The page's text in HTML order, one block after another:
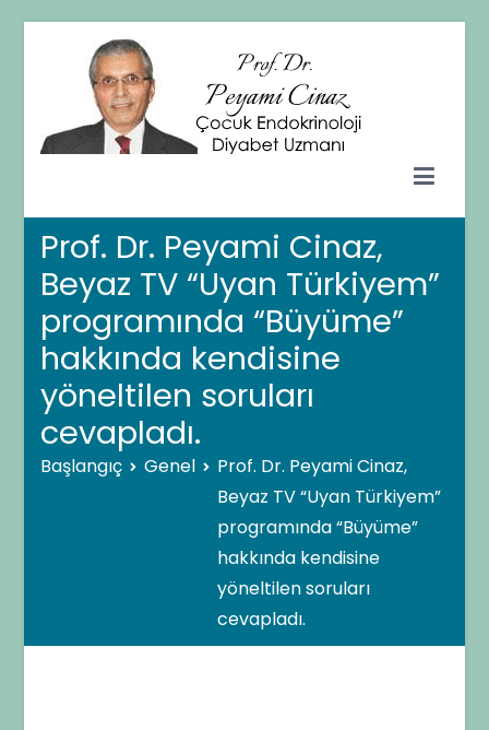
Prof. Dr. Peyami Cinaz,
Beyaz TV “Uyan Türkiyem”
programında “Büyüme”
hakkında kendisine
yöneltilen soruları
cevapladı.
Başlangıç Genel
Prof. Dr. Peyami Cinaz,
Beyaz TV “Uyan Türkiyem”
programında “Büyüme”
hakkında kendisine
yöneltilen soruları
cevapladı.